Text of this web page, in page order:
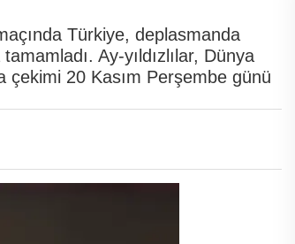
Türkiye, deplasmanda
Ay-yıldızlılar, Dünya
çekimi 20 Kasım Perşembe günü